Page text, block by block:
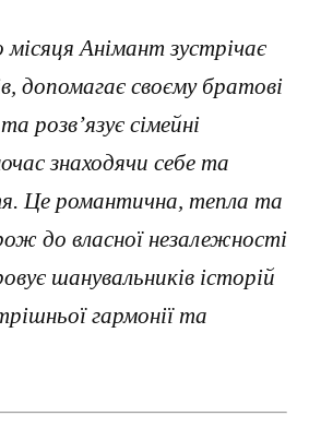
Анімант зустрічає
допомагає своєму братові
розв’язує сімейні
знаходячи себе та
Це романтична, тепла та
до власної незалежності
шанувальників історій
гармонії та